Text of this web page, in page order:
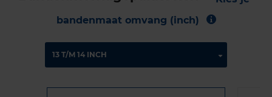
bandenmaat omvang (inch)